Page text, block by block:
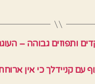
ותפוזים גבוהה –
עם קניידלך כי אין